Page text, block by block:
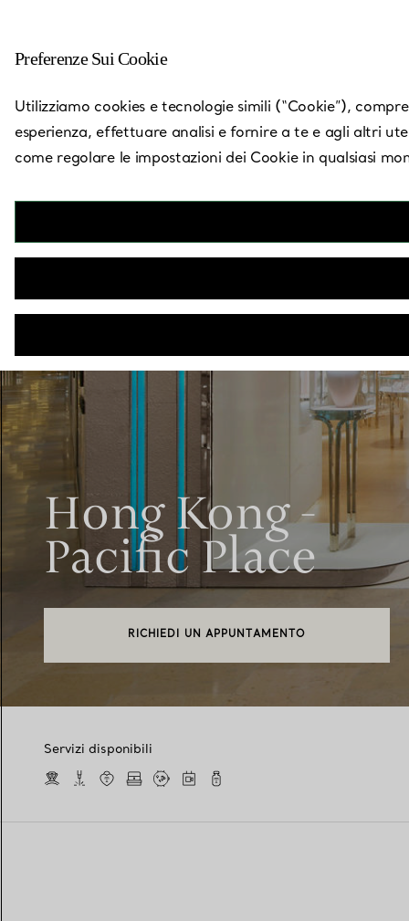
Torna a Trova un negozio
Hong Kong -
Pacific Place
RICHIEDI UN APPUNTAMENTO
Servizi disponibili
Preferenze Sui Cookie
Utilizziamo cookies e tecnologie simili (“Cookie”),
esperienza, effettuare analisi e fornire a te e agli altri
come regolare le impostazioni dei Cookie in qualsiasi